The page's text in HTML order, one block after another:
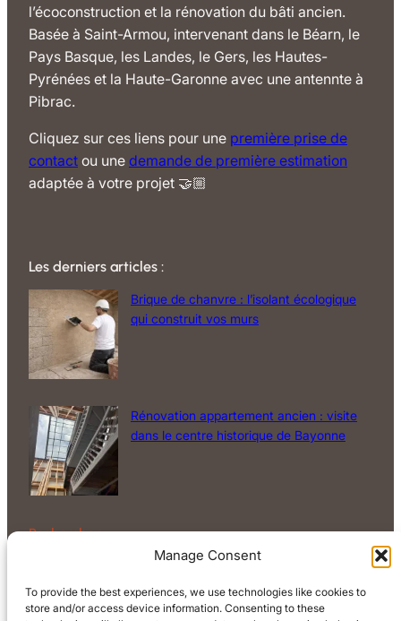
Manage Consent
To provide the best experiences, we use technologies like cookies to
store and/or access device information. Consenting to these
l’écoconstruction et la rénovation du bâti ancien.
Basée à Saint-Armou, intervenant dans le Béarn, le
Pays Basque, les Landes, le Gers, les Hautes-
Pyrénées et la Haute-Garonne avec une antennte à
Pibrac.
Cliquez sur ces liens pour une première prise de
contact ou une demande de première estimation
adaptée à votre projet 🤝🏼
Les derniers articles :
Brique de chanvre : l’isolant écologique
qui construit vos murs
Rénovation appartement ancien : visite
dans le centre historique de Bayonne
Rechercher